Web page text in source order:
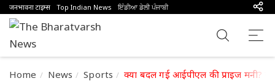
जनभावना टाइम्स Top Indian News ਇੰਡੀਆ ਡੇਲੀ ਪੰਜਾਬੀ
Home News Sports क्या बदल गई आईपीएल की प्राइज मनी?